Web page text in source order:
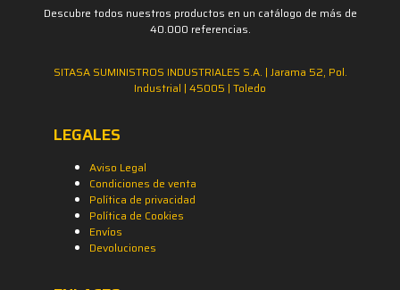
Descubre todos nuestros productos en un catálogo de más de
40.000 referencias.
SITASA SUMINISTROS INDUSTRIALES S.A. | Jarama 52, Pol.
Industrial | 45005 | Toledo
LEGALES
Aviso Legal
Condiciones de venta
Política de privacidad
Política de Cookies
Envíos
Devoluciones